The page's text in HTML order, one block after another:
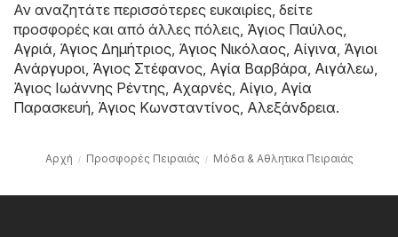
Αν αναζητάτε περισσότερες ευκαιρίες, δείτε
προσφορές και από άλλες πόλεις, Άγιος Παύλος,
Αγριά, Άγιος Δημήτριος, Άγιος Νικόλαος, Αίγινα, Άγιοι
Ανάργυροι, Άγιος Στέφανος, Αγία Βαρβάρα, Αιγάλεω,
Άγιος Ιωάννης Ρέντης, Αχαρνές, Αίγιο, Αγία
Παρασκευή, Άγιος Κωνσταντίνος, Αλεξάνδρεια.
Αρχή Προσφορές Πειραιάς Μόδα & Aθλητικα Πειραιάς